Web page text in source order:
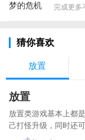
完成更多
猜你喜欢
放置
放置
放置类游戏基本上都
己打怪升级，同时还